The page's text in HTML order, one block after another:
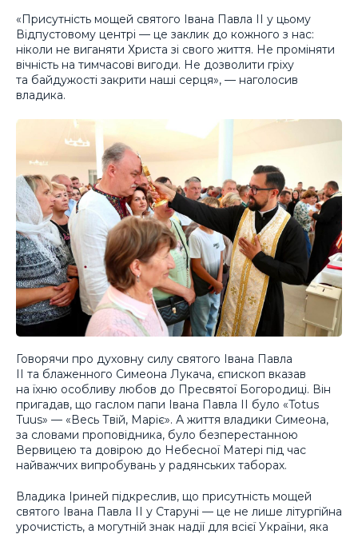
«Присутність мощей святого Івана Павла ІІ у цьому
Відпустовому центрі — це заклик до кожного з нас:
ніколи не виганяти Христа зі свого життя. Не проміняти
вічність на тимчасові вигоди. Не дозволити гріху
та байдужості закрити наші серця», — наголосив
владика.
Говорячи про духовну силу святого Івана Павла
ІІ та блаженного Симеона Лукача, єпископ вказав
на їхню особливу любов до Пресвятої Богородиці. Він
пригадав, що гаслом папи Івана Павла ІІ було «Totus
Tuus» — «Весь Твій, Маріє». А життя владики Симеона,
за словами проповідника, було безперестанною
Вервицею та довірою до Небесної Матері під час
найважчих випробувань у радянських таборах.
Владика Іриней підкреслив, що присутність мощей
святого Івана Павла ІІ у Старуні — це не лише літургійна
урочистість, а могутній знак надії для всієї України, яка